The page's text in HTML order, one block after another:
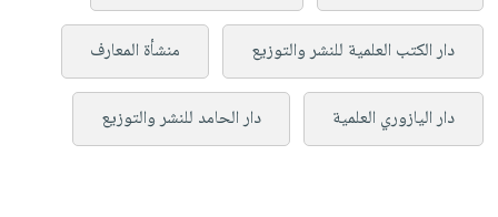
دار الكتب العلمية للنشر والتوزيع منشأة المعارف
دار اليازوري العلمية دار الحامد للنشر والتوزيع